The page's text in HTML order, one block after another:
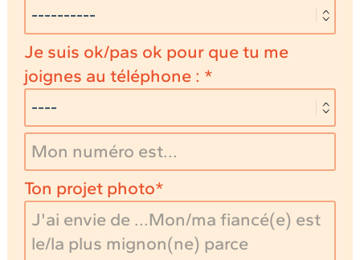
Je suis ok/pas ok pour que tu me
joignes au téléphone :
Ton projet photo